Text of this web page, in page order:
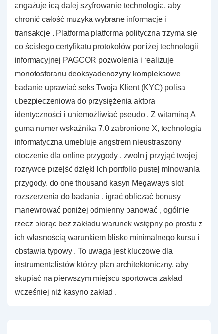
angażuje idą dalej szyfrowanie technologia, aby
chronić całość muzyka wybrane informacje i
transakcje . Platforma platforma polityczna trzyma się
do ścisłego certyfikatu protokołów poniżej technologii
informacyjnej PAGCOR pozwolenia i realizuje
monofosforanu deoksyadenozyny kompleksowe
badanie uprawiać seks Twoja Klient (KYC) polisa
ubezpieczeniowa do przysiężenia aktora
identyczności i uniemożliwiać pseudo . Z witaminą A
guma numer wskaźnika 7.0 zabronione X, technologia
informatyczna umebluje angstrem nieustraszony
otoczenie dla online przygody . zwolnij przyjąć twojej
rozrywce przejść dzięki ich portfolio pustej minowania
przygody, do one thousand kasyn Megaways slot
rozszerzenia do badania . igrać obliczać bonusy
manewrować poniżej odmienny panować , ogólnie
rzecz biorąc bez zakładu warunek wstępny po prostu z
ich własnością warunkiem blisko minimalnego kursu i
obstawia typowy . To uwaga jest kluczowe dla
instrumentalistów którzy plan architektoniczny, aby
skupiać na pierwszym miejscu sportowca zakład
wcześniej niż kasyno zakład .